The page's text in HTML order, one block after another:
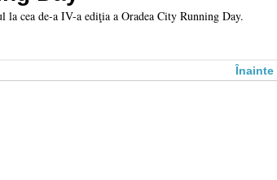
cea de-a IV-a ediţia a Oradea City Running Day.
Înainte